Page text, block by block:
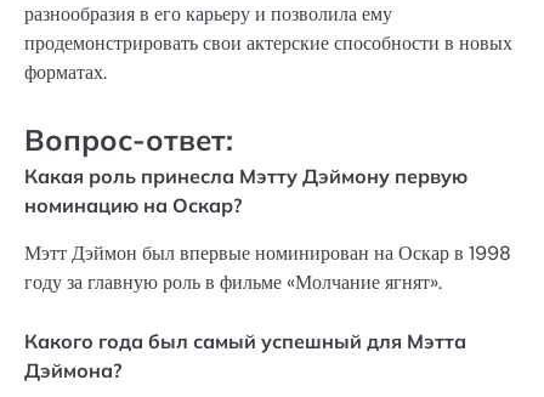
разнообразия в его карьеру и позволила ему
продемонстрировать свои актерские способности в новых
форматах.
Вопрос-ответ:
Какая роль принесла Мэтту Дэймону первую
номинацию на Оскар?
Мэтт Дэймон был впервые номинирован на Оскар в 1998
году за главную роль в фильме «Молчание ягнят».
Какого года был самый успешный для Мэтта
Дэймона?